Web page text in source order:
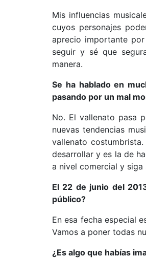
Mis influencias
cuyos personajes
aprecio importante
seguir y sé que
manera.
Se ha hablado en
pasando por un mal
No. El vallenato pasa
nuevas tendencias
vallenato
desarrollar y es la de
a nivel comercial y
El 22 de junio del
público?
En esa fecha especial
Vamos a poner todas
¿Es algo que habías